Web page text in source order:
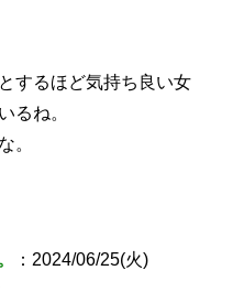
するほど気持ち良い女
るね。
。
：2024/06/25(火)